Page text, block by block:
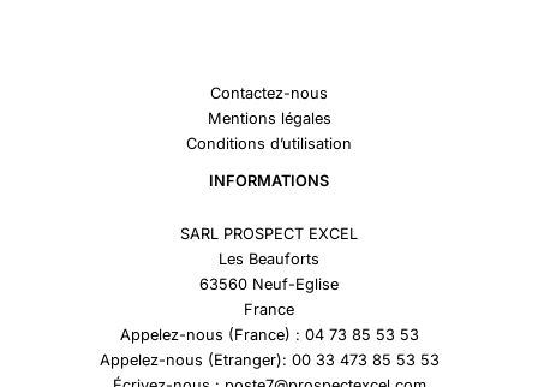
Contactez-nous
Mentions légales
Conditions d’utilisation
INFORMATIONS
SARL PROSPECT EXCEL
Les Beauforts
63560 Neuf-Eglise
France
Appelez-nous (France) : 04 73 85 53 53
Appelez-nous (Etranger): 00 33 473 85 53 53